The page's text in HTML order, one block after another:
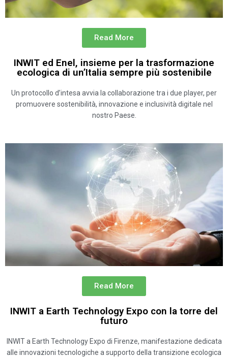
Read More
INWIT ed Enel, insieme per la trasformazione
ecologica di un’Italia sempre più sostenibile
Un protocollo d’intesa avvia la collaborazione tra i due player, per
promuovere sostenibilità, innovazione e inclusività digitale nel
nostro Paese.
Read More
INWIT a Earth Technology Expo con la torre del
futuro
INWIT a Earth Technology Expo di Firenze, manifestazione dedicata
alle innovazioni tecnologiche a supporto della transizione ecologica